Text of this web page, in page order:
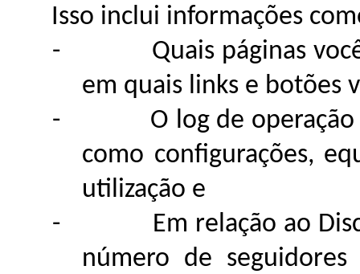
Isso inclui informações
-
Quais páginas
em quais links e botões
-
O log de
como configurações,
utilização e
-
Em relação ao
número de